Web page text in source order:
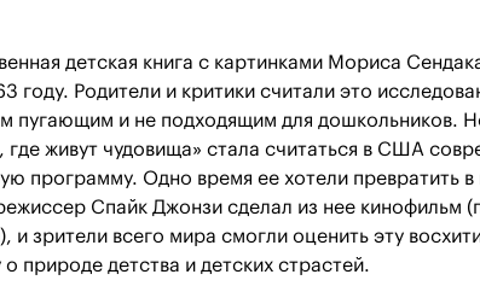
детская книга с картинками Мориса
году. Родители и критики считали это
пугающим и не подходящим для дошкольников.
где живут чудовища» стала считаться в США
программу. Одно время ее хотели превратить
Спайк Джонзи сделал из нее кинофильм
и зрители всего мира смогли оценить эту
природе детства и детских страстей.